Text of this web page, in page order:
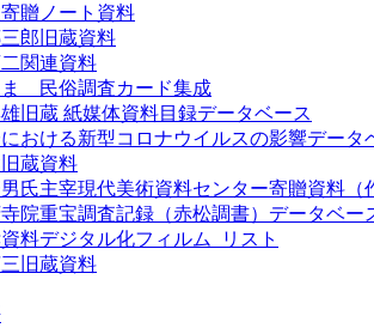
贈ノート資料
郎旧蔵資料
関連資料
ま 民俗調査カード集成
旧蔵 紙媒体資料目録データベース
おける新型コロナウイルスの影響データ
蔵資料
氏主宰現代美術資料センター寄贈資料（
院重宝調査記録（赤松調書）データベー
料デジタル化フィルム_リスト
旧蔵資料